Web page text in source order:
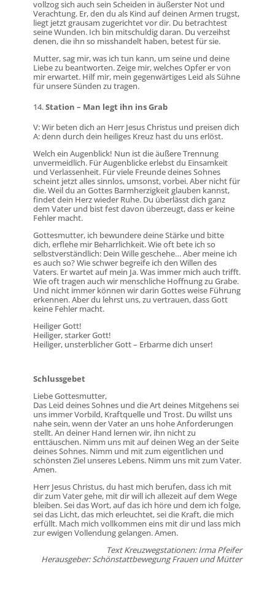
vollzog sich auch sein Scheiden in äußerster Not und
Verachtung. Er, den du als Kind auf deinen Armen trugst,
liegt jetzt grausam zugerichtet vor dir. Du betrachtest
seine Wunden. Ich bin mitschuldig daran. Du verzeihst
denen, die ihn so misshandelt haben, betest für sie.
Mutter, sag mir, was ich tun kann, um seine und deine
Liebe zu beantworten. Zeige mir, welches Opfer er von
mir erwartet. Hilf mir, mein gegenwärtiges Leid als Sühne
für unsere Sünden zu tragen.
Station – Man legt ihn ins Grab
V: Wir beten dich an Herr Jesus Christus und preisen dich
A: denn durch dein heiliges Kreuz hast du uns erlöst.
Welch ein Augenblick! Nun ist die äußere Trennung
unvermeidlich. Für Augenblicke erlebst du Einsamkeit
und Verlassenheit. Für viele Freunde deines Sohnes
scheint jetzt alles sinnlos, umsonst, vorbei. Aber nicht für
die. Weil du an Gottes Barmherzigkeit glauben kannst,
findet dein Herz wieder Ruhe. Du überlässt dich ganz
dem Vater und bist fest davon überzeugt, dass er keine
Fehler macht.
Gottesmutter, ich bewundere deine Stärke und bitte
dich, erflehe mir Beharrlichkeit. Wie oft bete ich so
selbstverständlich: Dein Wille geschehe… Aber meine ich
es auch so? Wie schwer begreife ich den Willen des
Vaters. Er wartet auf mein Ja. Was immer mich auch trifft.
Wie oft tragen auch wir menschliche Hoffnung zu Grabe.
Und nicht immer können wir darin Gottes weise Führung
erkennen. Aber du lehrst uns, zu vertrauen, dass Gott
keine Fehler macht.
Heiliger Gott!
Heiliger, starker Gott!
Heiliger, unsterblicher Gott – Erbarme dich unser!
Schlussgebet
Liebe Gottesmutter,
Das Leid deines Sohnes und die Art deines Mitgehens sei
uns immer Vorbild, Kraftquelle und Trost. Du willst uns
nahe sein, wenn der Vater an uns hohe Anforderungen
stellt. An deiner Hand lernen wir, ihn nicht zu
enttäuschen. Nimm uns mit auf deinen Weg an der Seite
deines Sohnes. Nimm und mit zum eigentlichen und
schönsten Ziel unseres Lebens. Nimm uns mit zum Vater.
Amen.
Herr Jesus Christus, du hast mich berufen, dass ich mit
dir zum Vater gehe, mit dir will ich allezeit auf dem Wege
bleiben. Sei das Wort, auf das ich höre und dem ich folge,
sei das Licht, das mich erleuchtet, sei die Kraft, die mich
erfüllt. Mach mich vollkommen eins mit dir und lass mich
zur ewigen Vollendung gelangen. Amen.
Text Kreuzwegstationen: Irma Pfeifer
Herausgeber: Schönstattbewegung Frauen und Mütter